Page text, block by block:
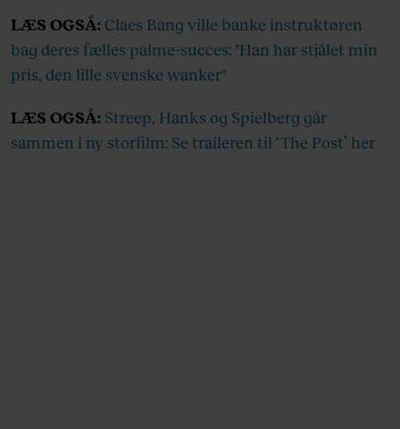
LÆS OGSÅ: Claes Bang ville banke instruktøren
bag deres fælles palme-succes: "Han har stjålet min
pris, den lille svenske wanker"
LÆS OGSÅ: Streep, Hanks og Spielberg går
sammen i ny storfilm: Se traileren til ‘The Post’ her